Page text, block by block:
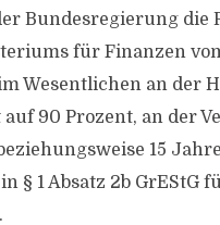
Bundesregierung die
für Finanzen
Wesentlichen an der
90 Prozent, an der
15
§ 1 Absatz 2b GrEStG